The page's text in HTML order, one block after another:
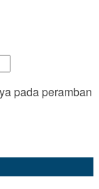
pada peramban